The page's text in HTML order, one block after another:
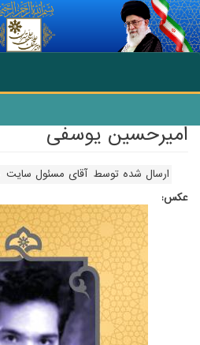
انتقال به محتوای اصلی
امیرحسین یوسفی
ارسال شده توسط آقای مسئول سایت
عکس: